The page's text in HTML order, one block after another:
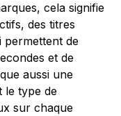
cela signifie
des titres
permettent de
et de
aussi une
le type de
sur chaque